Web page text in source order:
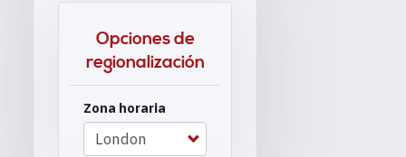
Opciones de
regionalización
Zona horaria